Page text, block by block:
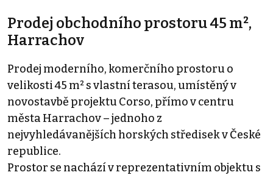
Prodej obchodního prostoru 45 m²,
Harrachov
Prodej moderního, komerčního prostoru o
velikosti 45 m² s vlastní terasou, umístěný v
novostavbě projektu Corso, přímo v centru
města Harrachov – jednoho z
nejvyhledávanějších horských středisek v České
republice.
Prostor se nachází v reprezentativním objektu s